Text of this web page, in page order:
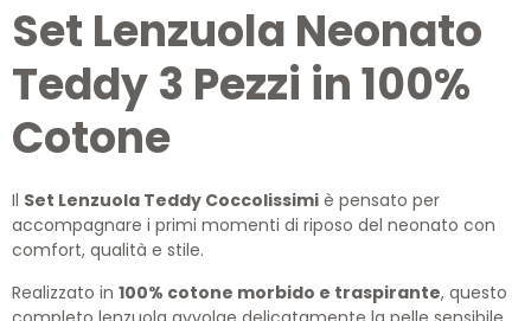
Set Lenzuola Neonato
Teddy 3 Pezzi in 100%
Cotone
Il Set Lenzuola Teddy Coccolissimi è pensato per
accompagnare i primi momenti di riposo del neonato con
comfort, qualità e stile.
Realizzato in 100% cotone morbido e traspirante, questo